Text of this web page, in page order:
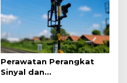
Perawatan Perangkat
Sinyal dan